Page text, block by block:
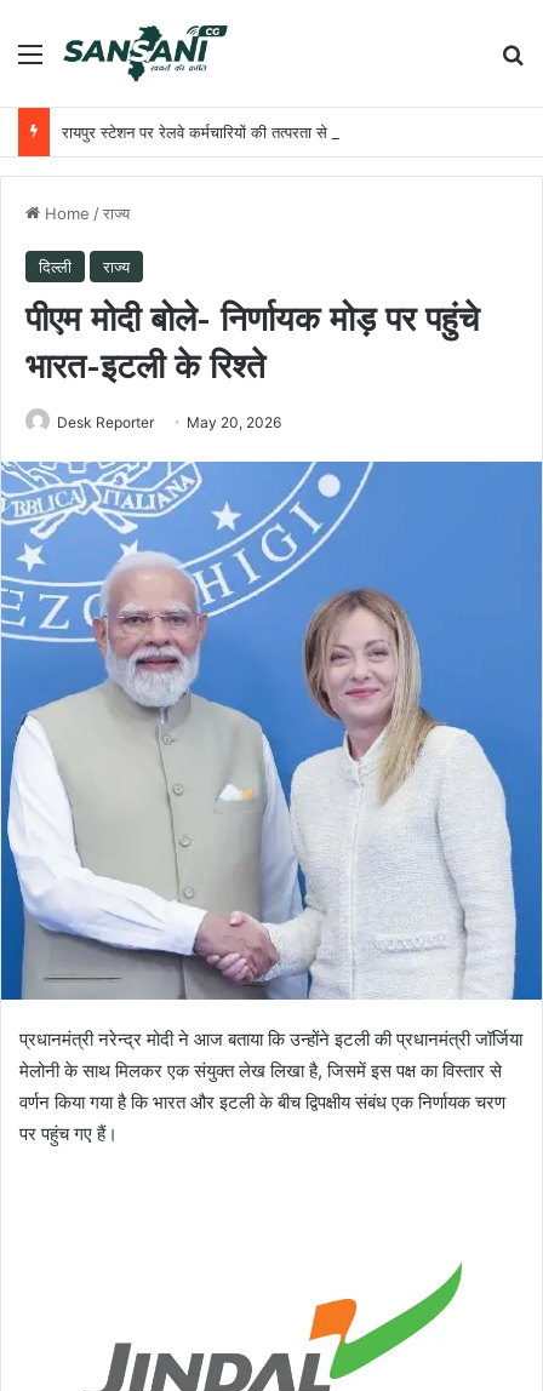
Menu
Home /राज्य
दिल्ली राज्य
पीएम मोदी बोले- निर्णायक मोड़ पर पहुंचे
भारत-इटली के रिश्ते
Desk Reporter May 20, 2026
प्रधानमंत्री नरेन्द्र मोदी ने आज बताया कि उन्होंने इटली की प्रधानमंत्री जॉर्जिया
मेलोनी के साथ मिलकर एक संयुक्त लेख लिखा है, जिसमें इस पक्ष का विस्तार से
वर्णन किया गया है कि भारत और इटली के बीच द्विपक्षीय संबंध एक निर्णायक चरण
पर पहुंच गए हैं।